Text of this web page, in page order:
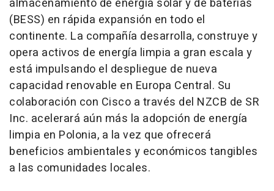
almacenamiento de energía solar y de baterías
(BESS) en rápida expansión en todo el
continente. La compañía desarrolla, construye y
opera activos de energía limpia a gran escala y
está impulsando el despliegue de nueva
capacidad renovable en Europa Central. Su
colaboración con Cisco a través del NZCB de SR
Inc. acelerará aún más la adopción de energía
limpia en Polonia, a la vez que ofrecerá
beneficios ambientales y económicos tangibles
a las comunidades locales.